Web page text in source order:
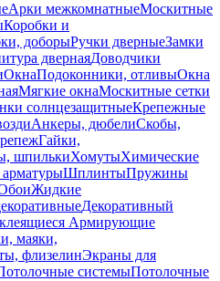
Арки межкомнатныеМоскитные
Коробки и
доборыРучки дверныеЗамки
двернаяДоводчики
ОкнаПодоконники, отливыОкна
Мягкие окнаМоскитные сетки
солнцезащитныеКрепежные
Анкеры, дюбелиСкобы,
Гайки,
шпилькиХомутыХимические
ШплинтыПружины
Жидкие
Декоративный
Армирующие
маяки,
флизелинЭкраны для
системыПотолочные